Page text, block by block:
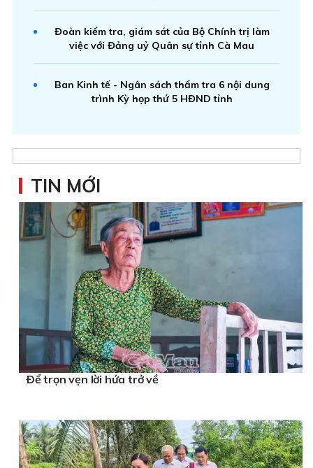
Đoàn kiểm tra, giám sát của Bộ Chính trị làm
việc với Đảng uỷ Quân sự tỉnh Cà Mau
Ban Kinh tế - Ngân sách thẩm tra 6 nội dung
trình Kỳ họp thứ 5 HĐND tỉnh
TIN MỚI
Ðể trọn vẹn lời hứa trở về